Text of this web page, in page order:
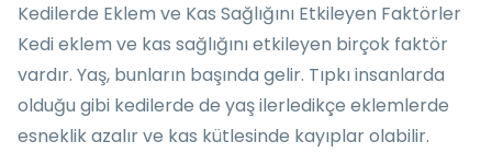
Kedilerde Eklem ve Kas Sağlığını Etkileyen Faktörler
Kedi eklem ve kas sağlığını etkileyen birçok faktör
vardır. Yaş, bunların başında gelir. Tıpkı insanlarda
olduğu gibi kedilerde de yaş ilerledikçe eklemlerde
esneklik azalır ve kas kütlesinde kayıplar olabilir.